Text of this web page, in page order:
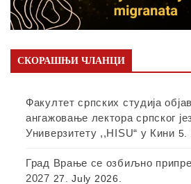
СКОРАШЊИ ЧЛАНЦИ
Факултет српских студија
ангажовање лектора српског
Универзитету ,,HISU“ у Кини 5.
Град Врање се озбиљно
2027 27. July 2026.